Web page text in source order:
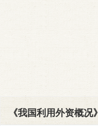
《我国利用外资概况》